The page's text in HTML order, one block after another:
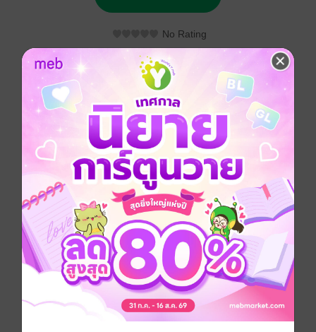
No Rating
อยากได้ ซื้อเป็นของขวัญ ติดตาม แชร์
คมชัดลึก วันพฤหัสบดีที่ 6 กันยายน พ.ศ.2561
ประเภทไฟล์ pdf
วันที่วางขาย 05 กันยายน 2561
ความยาว 16 หน้า
ราคาปก 10 บาท
ฉบับย้อนหลัง ดูทั้งหมด